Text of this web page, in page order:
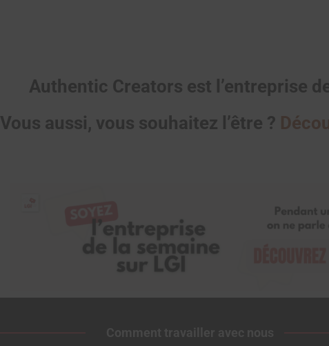
Authentic Creators est l’entreprise
Vous aussi, vous souhaitez l’être ?